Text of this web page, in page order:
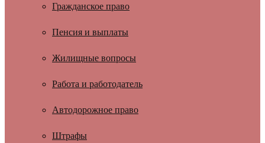
Гражданское право
Пенсия и выплаты
Жилищные вопросы
Работа и работодатель
Автодорожное право
Штрафы